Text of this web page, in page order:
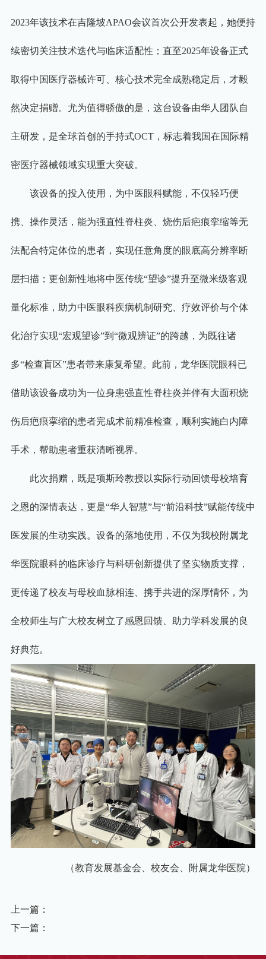
2023年该技术在吉隆坡APAO会议首次公开发表起，她便持
续密切关注技术迭代与临床适配性；直至2025年设备正式
取得中国医疗器械许可、核心技术完全成熟稳定后，才毅
然决定捐赠。尤为值得骄傲的是，这台设备由华人团队自
主研发，是全球首创的手持式OCT，标志着我国在国际精
密医疗器械领域实现重大突破。
该设备的投入使用，为中医眼科赋能，不仅轻巧便
携、操作灵活，能为强直性脊柱炎、烧伤后疤痕挛缩等无
法配合特定体位的患者，实现任意角度的眼底高分辨率断
层扫描；更创新性地将中医传统“望诊”提升至微米级客观
量化标准，助力中医眼科疾病机制研究、疗效评价与个体
化治疗实现“宏观望诊”到 “微观辨证”的跨越，为既往诸
多“检查盲区”患者带来康复希望。此前，龙华医院眼科已
借助该设备成功为一位身患强直性脊柱炎并伴有大面积烧
伤后疤痕挛缩的患者完成术前精准检查，顺利实施白内障
手术，帮助患者重获清晰视界。
此次捐赠，既是项斯玲教授以实际行动回馈母校培育
之恩的深情表达，更是“华人智慧”与“前沿科技”赋能传统中
医发展的生动实践。设备的落地使用，不仅为我校附属龙
华医院眼科的临床诊疗与科研创新提供了坚实物质支撑，
更传递了校友与母校血脉相连、携手共进的深厚情怀，为
全校师生与广大校友树立了感恩回馈、助力学科发展的良
好典范。
（教育发展基金会、校友会、附属龙华医院）
上一篇：
下一篇：